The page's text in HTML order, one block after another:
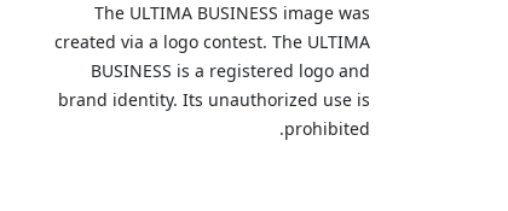
The ULTIMA BUSINESS image was
created via a logo contest. The ULTIMA
BUSINESS is a registered logo and
brand identity. Its unauthorized use is
prohibited.